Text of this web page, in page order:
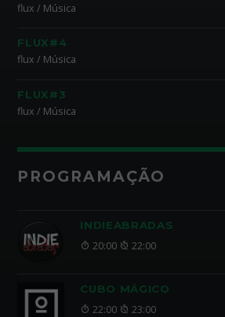
flux / Música
FLUX#4
flux / Música
FLUX#3
flux / Música
PROGRAMAÇÃO
INDIEABRADAS
20:00 22:00
CUBO MÁGICO
22:00 23:00